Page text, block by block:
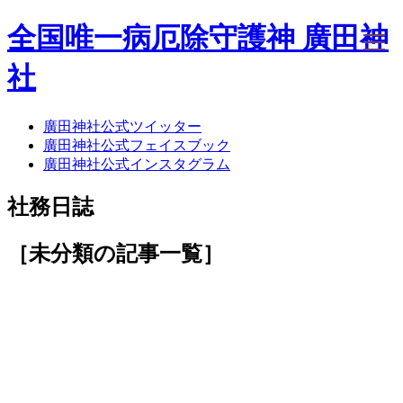
全国唯一病厄除守護神 廣田神
社
ホーム
社務日誌
お知らせ
年間祭事のご案内
お願いごと
神前結婚式
廣田神社公式ツイッター
廣田神社公式フェイスブック
廣田神社公式インスタグラム
社務日誌
［未分類の記事一覧］